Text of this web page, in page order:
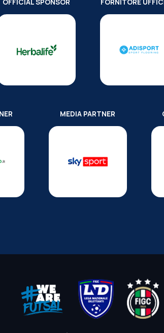
OFFICIAL SPONSOR FORNITORE
MEDIA PARTNER